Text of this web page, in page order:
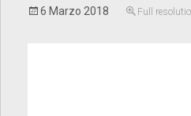
6 Marzo 2018 Full